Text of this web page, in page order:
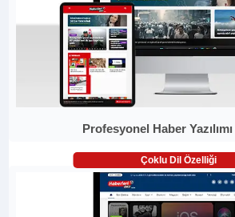
Profesyonel Haber
Çoklu Dil Özelliği